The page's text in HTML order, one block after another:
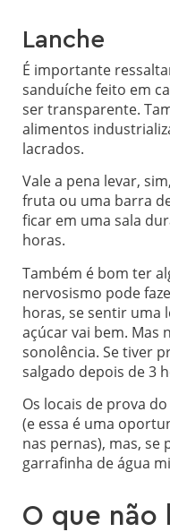
Lanche
É importante
sanduíche feito em
ser transparente.
alimentos
lacrados.
Vale a pena levar,
fruta ou uma barra
ficar em uma sala
horas.
Também é bom ter
nervosismo pode
horas, se sentir uma
açúcar vai bem. Mas
sonolência. Se tiver
salgado depois de 3
Os locais de prova
(e essa é uma
nas pernas), mas, se
garrafinha de água
O que não